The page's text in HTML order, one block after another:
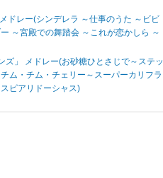
メドレー(シンデレラ ～仕事のうた ～ビビ
～宮殿での舞踏会 ～これが恋かしら ～
ズ」 メドレー(お砂糖ひとさじで～ステッ
ム・チム・チェリー～スーパーカリフラ
ピアリドーシャス)